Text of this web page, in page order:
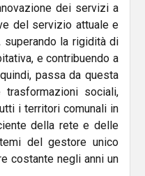
dei servizi a
del servizio attuale e
superando la rigidità di
e contribuendo a
passa da questa
sociali,
i territori comunali in
della rete e delle
del gestore unico
costante negli anni un